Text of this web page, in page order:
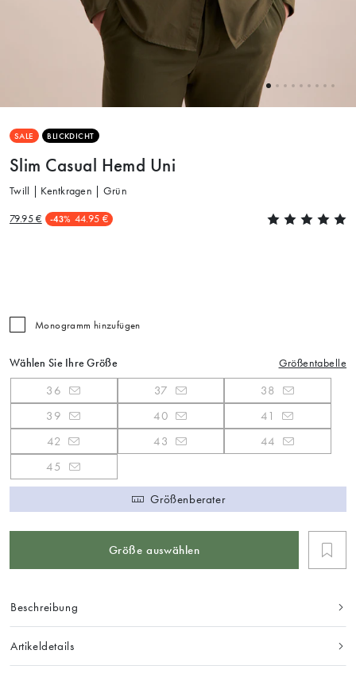
SALE BLICKDICHT
Slim Casual Hemd Uni
Twill | Kentkragen | Grün
79.95 € -43% 44.95 €
Monogramm hinzufügen
Wählen Sie Ihre Größe Größentabelle
36 37
38
39
40
41
42
43
44
45
Größenberater
Größe auswählen
Beschreibung
Artikeldetails